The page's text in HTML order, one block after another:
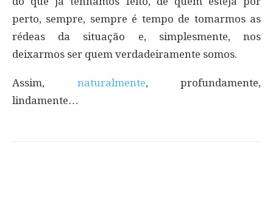
perto, sempre, sempre é tempo de tomarmos as
rédeas da situação e, simplesmente, nos
deixarmos ser quem verdadeiramente somos.
Assim, naturalmente, profundamente,
lindamente…